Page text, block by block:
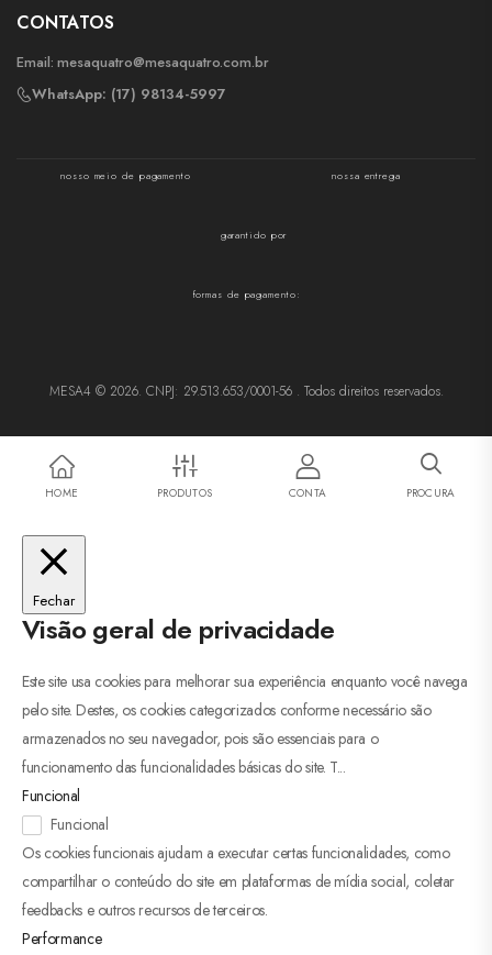
CONTATOS
Email: mesaquatro@mesaquatro.com.br
WhatsApp: (17) 98134-5997
nosso meio de pagamento nossa entrega
garantido por
formas de pagamento:
MESA4 © 2026. CNPJ: 29.513.653/0001-56 . Todos direitos reservados.
HOME PRODUTOS CONTA PROCURA
Fechar
Visão geral de privacidade
Este site usa cookies para melhorar sua experiência enquanto você navega
pelo site. Destes, os cookies categorizados conforme necessário são
armazenados no seu navegador, pois são essenciais para o
funcionamento das funcionalidades básicas do site. T...
Funcional
Funcional
Os cookies funcionais ajudam a executar certas funcionalidades, como
compartilhar o conteúdo do site em plataformas de mídia social, coletar
feedbacks e outros recursos de terceiros.
Performance